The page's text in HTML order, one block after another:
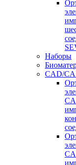
Наборы
CAD/